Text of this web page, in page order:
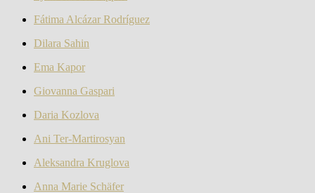
Fátima Alcázar Rodríguez
Dilara Sahin
Ema Kapor
Giovanna Gaspari
Daria Kozlova
Ani Ter-Martirosyan
Aleksandra Kruglova
Anna Marie Schäfer